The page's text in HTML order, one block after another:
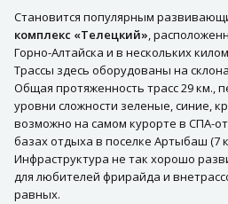
Становится популярным
комплекс «Телецкий»,
Горно-Алтайска и в нескольких
Трассы здесь оборудованы на
Общая протяженность трасс 29 км.,
уровни сложности зеленые, синие,
возможно на самом курорте в СПА-
базах отдыха в поселке Артыбаш (7
Инфраструктура не так хорошо
для любителей фрирайда и
равных.